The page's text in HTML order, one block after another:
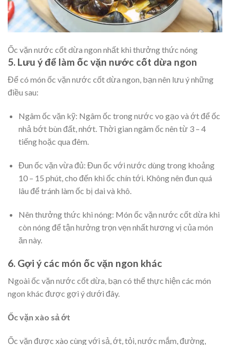
Ốc vặn nước cốt dừa ngon nhất khi thưởng thức nóng
5. Lưu ý để làm ốc vặn nước cốt dừa ngon
Để có món ốc vặn nước cốt dừa ngon, bạn nên lưu ý những
điều sau:
Ngâm ốc vặn kỹ: Ngâm ốc trong nước vo gạo và ớt để ốc
nhả bớt bùn đất, nhớt. Thời gian ngâm ốc nên từ 3 – 4
tiếng hoặc qua đêm.
Đun ốc vặn vừa đủ: Đun ốc với nước dùng trong khoảng
10 – 15 phút, cho đến khi ốc chín tới. Không nên đun quá
lâu để tránh làm ốc bị dai và khô.
Nên thưởng thức khi nóng: Món ốc vặn nước cốt dừa khi
còn nóng để tận hưởng trọn vẹn nhất hương vị của món
ăn này.
6. Gợi ý các món ốc vặn ngon khác
Ngoài ốc vặn nước cốt dừa, bạn có thể thực hiện các món
ngon khác được gợi ý dưới đây.
Ốc vặn xào sả ớt
Ốc vặn được xào cùng với sả, ớt, tỏi, nước mắm, đường,